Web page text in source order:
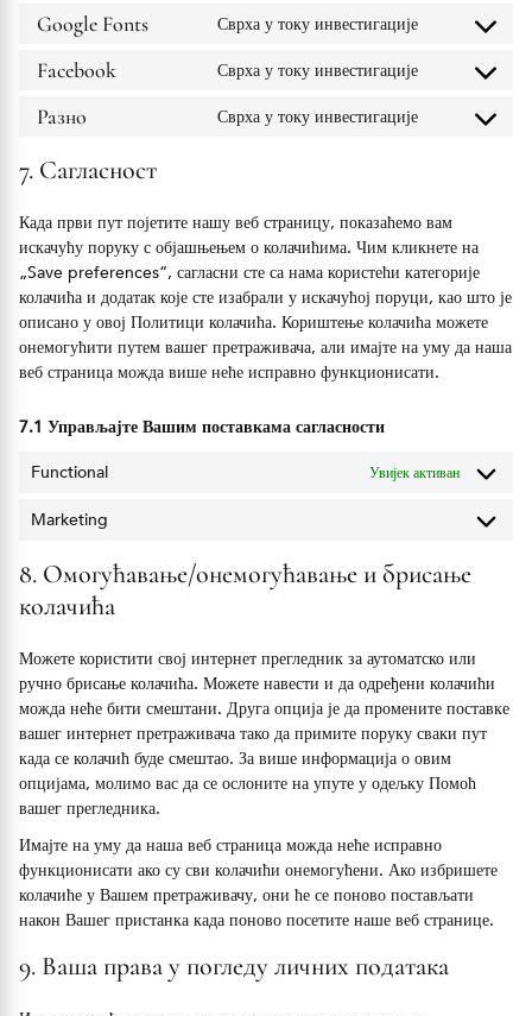
service
Google Fonts Сврха у току инвестигације Consent
service
google-
Facebook Сврха у току инвестигације Consent
service
facebook
Разно Сврха у току инвестигације Consent
7. Сагласност
Када први пут појетите нашу веб страницу, показаћемо вам
искачућу поруку с објашњењем о колачићима. Чим кликнете на
„Save preferences“, сагласни сте са нама користећи категорије
колачића и додатак које сте изабрали у искачућој поруци, као што је
описано у овој Политици колачића. Кориштење колачића можете
онемогућити путем вашег претраживача, али имајте на уму да наша
веб страница можда више неће исправно функционисати.
7.1 Управљајте Вашим поставкама сагласности
Functional
Увијек активан
Marketing
8. Омогућавање/онемогућавање и брисање
колачића
Можете користити свој интернет прегледник за аутоматско или
ручно брисање колачића. Можете навести и да одређени колачићи
можда неће бити смештани. Друга опција је да промените поставке
вашег интернет претраживача тако да примите поруку сваки пут
када се колачић буде смештао. За више информација о овим
опцијама, молимо вас да се ослоните на упуте у одељку Помоћ
вашег прегледника.
Имајте на уму да наша веб страница можда неће исправно
функционисати ако су сви колачићи онемогућени. Ако избришете
колачиће у Вашем претраживачу, они ће се поново постављати
након Вашег пристанка када поново посетите наше веб странице.
9. Ваша права у погледу личних података